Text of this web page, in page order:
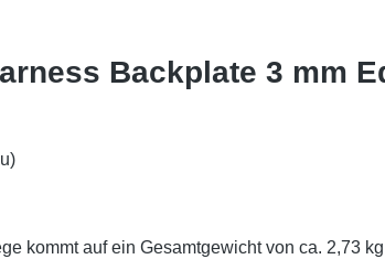
Backplate 3 mm
kommt auf ein Gesamtgewicht von ca. 2,73 kg